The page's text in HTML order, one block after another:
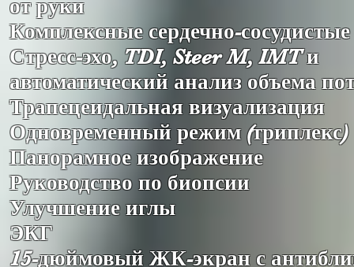
от руки
Комплексные сердечно-
Стресс-эхо, TDI, Steer M, IMT и
автоматический анализ объема
Трапецеидальная визуализация
Одновременный режим (триплекс)
Панорамное изображение
Руководство по биопсии
Улучшение иглы
ЭКГ
15-дюймовый ЖК-экран с